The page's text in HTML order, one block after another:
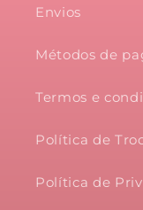
Envios
Métodos de
Termos e
Política de
Política de